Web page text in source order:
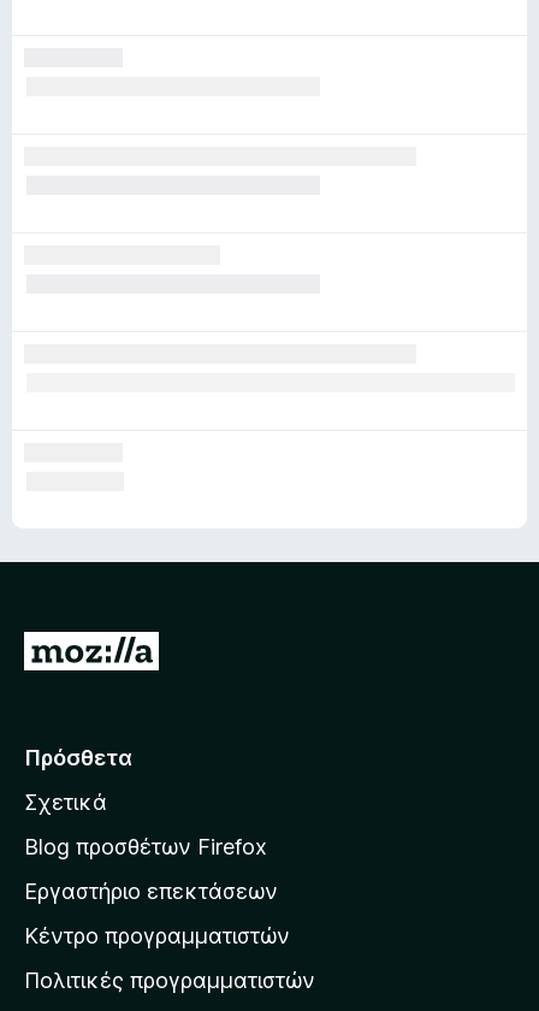
Μ
ά
α
σ
σ
τ
η
Πρόσθετα
Σχετικά
Blog προσθέτων Firefox
Εργαστήριο επεκτάσεων
Κέντρο προγραμματιστών
Πολιτικές προγραμματιστών